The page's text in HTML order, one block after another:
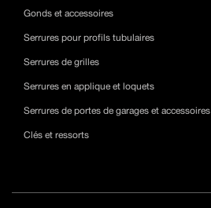
Gonds et accessoires
Serrures pour profils tubulaires
Serrures de grilles
Serrures en applique et loquets
Serrures de portes de garages et accessoires
Clés et ressorts